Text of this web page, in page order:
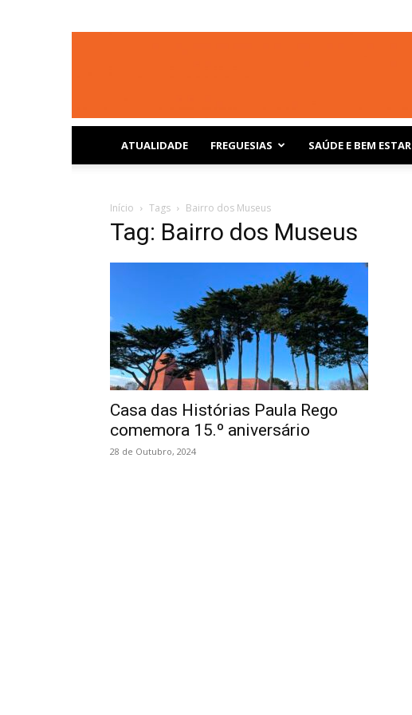
ATUALIDADE FREGUESIAS SAÚDE E BEM ESTAR
Início Tags Bairro dos Museus
Tag: Bairro dos Museus
Casa das Histórias Paula Rego
comemora 15.º aniversário
28 de Outubro, 2024